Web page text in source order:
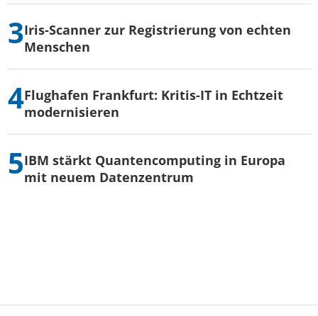
Iris-Scanner zur Registrierung von echten
Menschen
Flughafen Frankfurt: Kritis-IT in Echtzeit
modernisieren
IBM stärkt Quantencomputing in Europa
mit neuem Datenzentrum